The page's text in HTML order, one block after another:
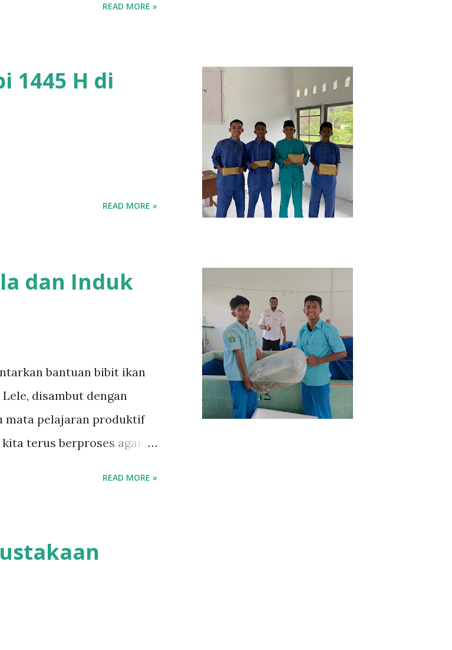
READ MORE »
1445 H di
READ MORE »
dan Induk
bantuan bibit ikan
disambut dengan
mata pelajaran produktif
terus berproses agar
READ MORE »